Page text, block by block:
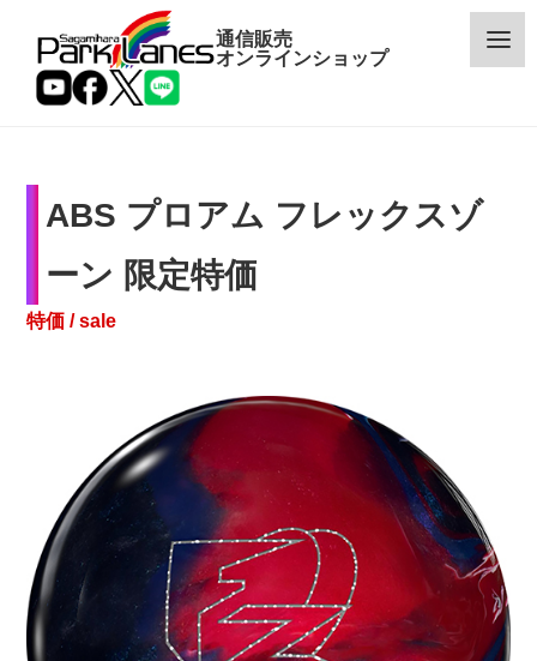
通信販売
オンラインショップ
限定商品
特価商品
加工料金表
ご利用ガイド
ABS プロアム フレックスゾ
ーン 限定特価
特価 / sale